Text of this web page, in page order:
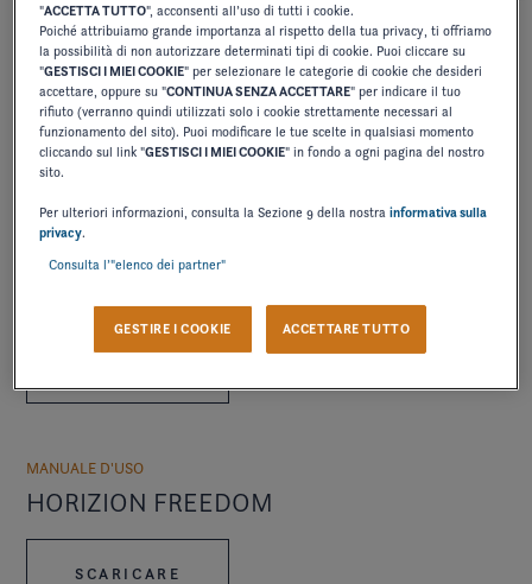
MANUALE D'USO
298-328 VISTA
MANUALE D'USO
MANUALE D'USO
HORIZION FREEDOM
SCARICARE
"ACCETTA TUTTO", acconsenti all’uso di tutti i cookie.
Poiché attribuiamo grande importanza al rispetto della tua privacy, ti offriamo
la possibilità di non autorizzare determinati tipi di cookie. Puoi cliccare su
"GESTISCI I MIEI COOKIE" per selezionare le categorie di cookie che desideri
accettare, oppure su "CONTINUA SENZA ACCETTARE" per indicare il tuo
rifiuto (verranno quindi utilizzati solo i cookie strettamente necessari al
funzionamento del sito). Puoi modificare le tue scelte in qualsiasi momento
cliccando sul link "GESTISCI I MIEI COOKIE" in fondo a ogni pagina del nostro
sito.
Per ulteriori informazioni, consulta la Sezione 9 della nostrainformativa sulla
privacy.
Consulta l’"elenco dei partner"
GESTIRE I COOKIE ACCETTARE TUTTO